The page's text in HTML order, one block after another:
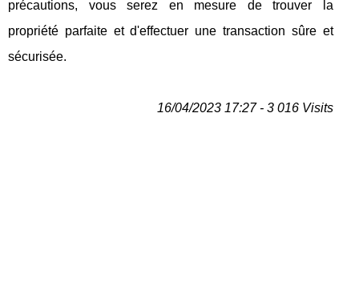
précautions, vous serez en mesure de trouver la
propriété parfaite et d'effectuer une transaction sûre et
sécurisée.
16/04/2023 17:27 - 3 016 Visits